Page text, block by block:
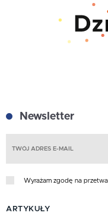
Newsletter
Wyrażam zgodę na
ARTYKUŁY